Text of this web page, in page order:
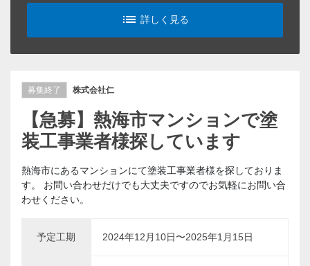
list_alt
詳しく見る
募集終了 株式会社仁
【急募】熱海市マンションで塗
装工事業者様探しています
熱海市にあるマンションにて塗装工事業者様を探しておりま
す。 お問い合わせだけでも大丈夫ですのでお気軽にお問い合
わせください。
予定工期 2024年12月10日〜2025年1月15日